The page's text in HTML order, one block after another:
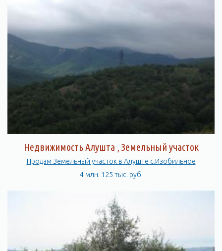
Недвижимость Алушта , Земельный участок
Продам Земельный участок в Алуште с.Изобильное
4 млн. 125 тыс. руб.